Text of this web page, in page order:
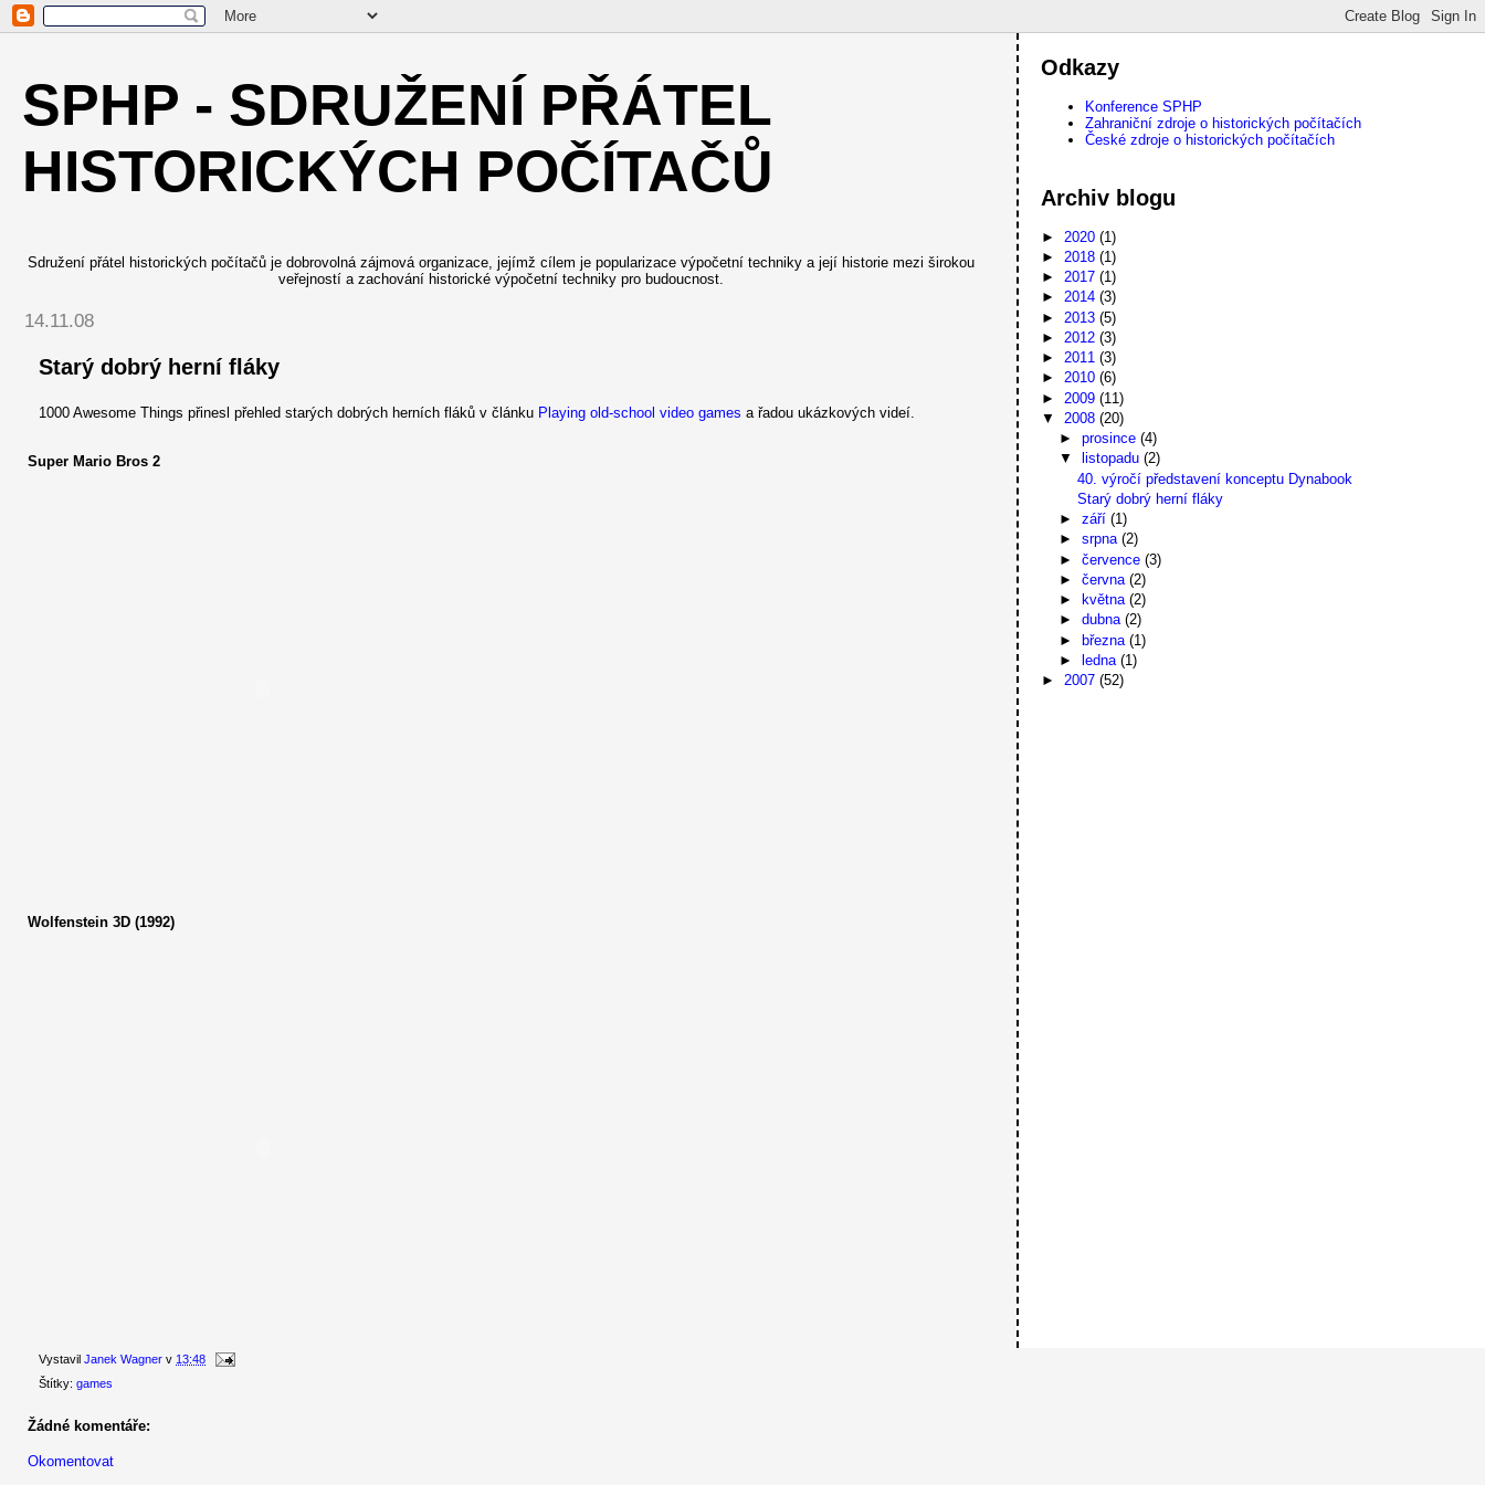
SPHP - SDRUŽENÍ PŘÁTEL
HISTORICKÝCH POČÍTAČŮ
Sdružení přátel historických počítačů je dobrovolná zájmová organizace, jejímž cílem je popularizace výpočetní techniky a její historie mezi širokou
veřejností a zachování historické výpočetní techniky pro budoucnost.
14.11.08
Starý dobrý herní fláky
1000 Awesome Things přinesl přehled starých dobrých herních fláků v článku Playing old-school video games a řadou ukázkových videí.
Super Mario Bros 2
Wolfenstein 3D (1992)
Vystavil Janek Wagner v 13:48
Štítky: games
Žádné komentáře:
Okomentovat
Odkazy
Konference SPHP
Zahraniční zdroje o historických počítačích
České zdroje o historických počítačích
Archiv blogu
► 2020(1)
► 2018(1)
►2017(1)
►2014(3)
► 2013(5)
► 2012(3)
►2011(3)
►2010(6)
► 2009(11)
▼ 2008(20)
► prosince (4)
▼
listopadu (2)
40. výročí představení konceptu Dynabook
Starý dobrý herní fláky
► září (1)
► srpna (2)
► července (3)
► června (2)
►
května (2)
► dubna (2)
► března (1)
►
ledna (1)
►2007(52)